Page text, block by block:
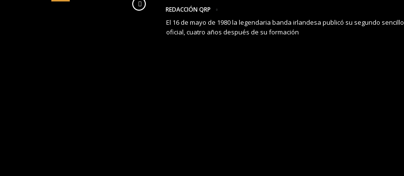
REDACCIÓN QRP
El 16 de mayo de 1980 la legendaria banda irlandesa publicó su segundo sencillo
oficial, cuatro años después de su formación